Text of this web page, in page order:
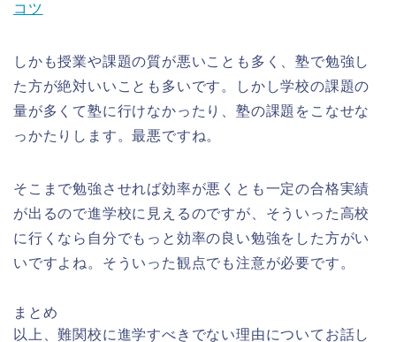
コツ
しかも授業や課題の質が悪いことも多く、塾で勉強し
た方が絶対いいことも多いです。しかし学校の課題の
量が多くて塾に行けなかったり、塾の課題をこなせな
っかたりします。最悪ですね。
そこまで勉強させれば効率が悪くとも一定の合格実績
が出るので進学校に見えるのですが、そういった高校
に行くなら自分でもっと効率の良い勉強をした方がい
いですよね。そういった観点でも注意が必要です。
まとめ
以上、難関校に進学すべきでない理由についてお話し